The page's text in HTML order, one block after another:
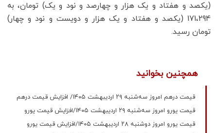
(یکصد و هفتاد و یک هزار و چهارصد و نود و یک) تومان، به
171،294 (یکصد و هفتاد و یک هزار و دویست و نود و چهار)
تومان رسید.
همچنین بخوانید
قیمت درهم امروز سه‌شنبه ۲۹ اردیبهشت ۱۴۰۵/ افزایش قیمت درهم
قیمت یورو امروز سه‌شنبه ۲۹ اردیبهشت ۱۴۰۵/افزایش قیمت یورو
قیمت یورو امروز دوشنبه ۲۸ اردیبهشت ۱۴۰۵/افزایش قیمت یورو